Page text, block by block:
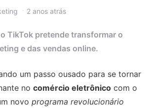
2 anos atrás
TikTok pretende transformar o
e das vendas online.
um passo ousado para se tornar
no comércio eletrônico com o
novo programa revolucionário